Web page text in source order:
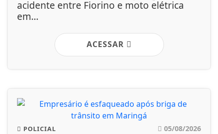
acidente entre Fiorino e moto elétrica
em...
ACESSAR
POLICIAL 05/08/2026